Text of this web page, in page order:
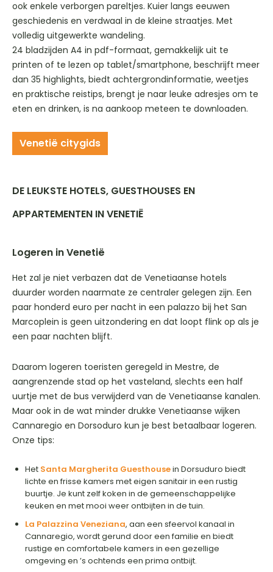
ook enkele verborgen pareltjes. Kuier langs eeuwen
geschiedenis en verdwaal in de kleine straatjes. Met
volledig uitgewerkte wandeling.
24 bladzijden A4 in pdf-formaat, gemakkelijk uit te
printen of te lezen op tablet/smartphone, beschrijft meer
dan 35 highlights, biedt achtergrondinformatie, weetjes
en praktische reistips, brengt je naar leuke adresjes om te
eten en drinken, is na aankoop meteen te downloaden.
Venetië citygids
DE LEUKSTE HOTELS, GUESTHOUSES EN
APPARTEMENTEN IN VENETIË
Logeren in Venetië
Het zal je niet verbazen dat de Venetiaanse hotels
duurder worden naarmate ze centraler gelegen zijn. Een
paar honderd euro per nacht in een palazzo bij het San
Marcoplein is geen uitzondering en dat loopt flink op als je
een paar nachten blijft.
Daarom logeren toeristen geregeld in Mestre, de
aangrenzende stad op het vasteland, slechts een half
uurtje met de bus verwijderd van de Venetiaanse kanalen.
Maar ook in de wat minder drukke Venetiaanse wijken
Cannaregio en Dorsoduro kun je best betaalbaar logeren.
Onze tips:
Het Santa Margherita Guesthousein Dorsuduro biedt
lichte en frisse kamers met eigen sanitair in een rustig
buurtje. Je kunt zelf koken in de gemeenschappelijke
keuken en met mooi weer ontbijten in de tuin.
La Palazzina Veneziana, aan een sfeervol kanaal in
Cannaregio, wordt gerund door een familie en biedt
rustige en comfortabele kamers in een gezellige
omgeving en ’s ochtends een prima ontbijt.